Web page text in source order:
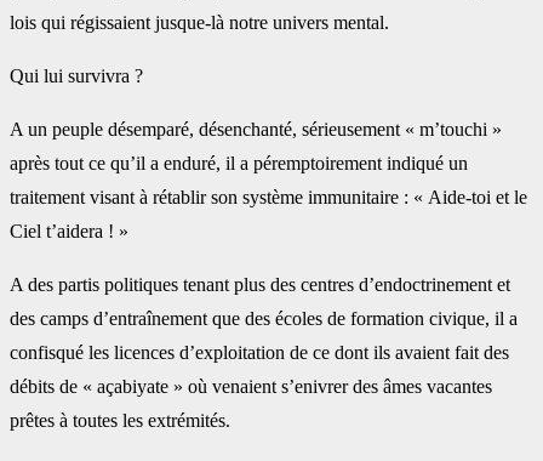
lois qui régissaient jusque-là notre univers mental.
Qui lui survivra ?
A un peuple désemparé, désenchanté, sérieusement « m’touchi »
après tout ce qu’il a enduré, il a péremptoirement indiqué un
traitement visant à rétablir son système immunitaire : « Aide-toi et le
Ciel t’aidera ! »
A des partis politiques tenant plus des centres d’endoctrinement et
des camps d’entraînement que des écoles de formation civique, il a
confisqué les licences d’exploitation de ce dont ils avaient fait des
débits de « açabiyate » où venaient s’enivrer des âmes vacantes
prêtes à toutes les extrémités.